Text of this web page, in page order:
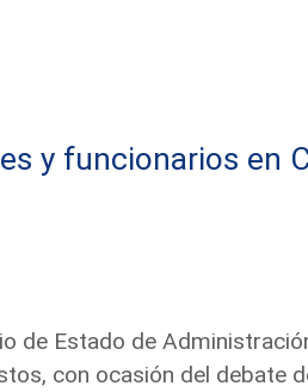
y funcionarios en
de Estado de
con ocasión del debate